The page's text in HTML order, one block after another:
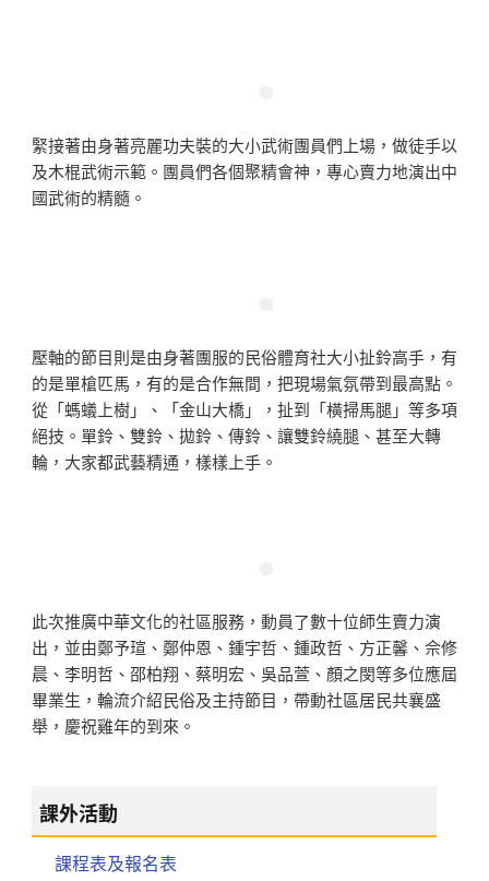
課外活動
課程表及報名表
緊接著由身著亮麗功夫裝的大小武術團員們上場，做徒手以
及木棍武術示範。團員們各個聚精會神，專心賣力地演出中
國武術的精髓。
壓軸的節目則是由身著團服的民俗體育社大小扯鈴高手，有
的是單槍匹馬，有的是合作無間，把現場氣氛帶到最高點。
從「螞蟻上樹」、「金山大橋」，扯到「橫掃馬腿」等多項
絕技。單鈴、雙鈴、拋鈴、 傳鈴、 讓雙鈴繞腿、 甚至大轉
輪，大家都武藝精通，樣樣上手。
此次推廣中華文化的社區服務，動員了數十位師生賣力演
出，並由鄭予瑄、鄭仲恩、鍾宇哲、鍾政哲、方正馨、佘修
晨、李明哲、邵柏翔、蔡明宏、吳品萱、顏之閔等多位應屆
畢業生， 輪流介紹民俗及主持節目，帶動社區居民共襄盛
舉，慶祝雞年的到來。